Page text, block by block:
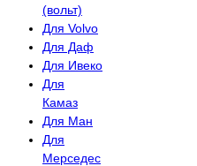
(вольт)
Для Volvo
Для Даф
Для Ивеко
Для
Камаз
Для Ман
Для
Мерседес